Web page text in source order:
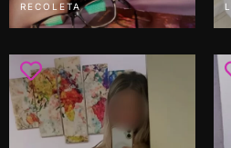
RECOLETA